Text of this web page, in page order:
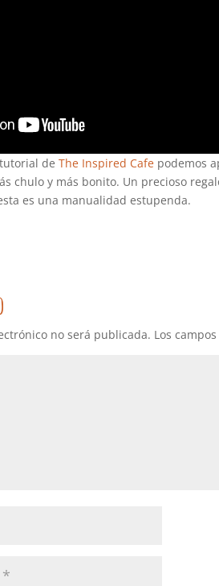
tutorial deThe Inspired Cafe podemos
chulo y más bonito. Un precioso
es una manualidad estupenda.
no será publicada. Los